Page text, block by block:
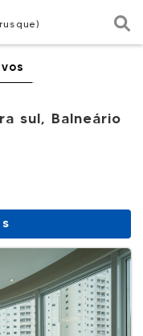
sul, Balneário